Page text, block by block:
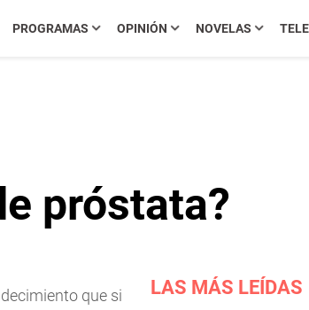
PROGRAMAS OPINIÓN NOVELAS
próstata?
que si
LAS MÁS LEÍDAS